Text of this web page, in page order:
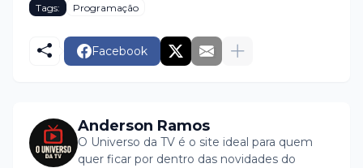
Tags: Programação
Facebook
Anderson Ramos
O Universo da TV é o site ideal para quem
quer ficar por dentro das novidades do